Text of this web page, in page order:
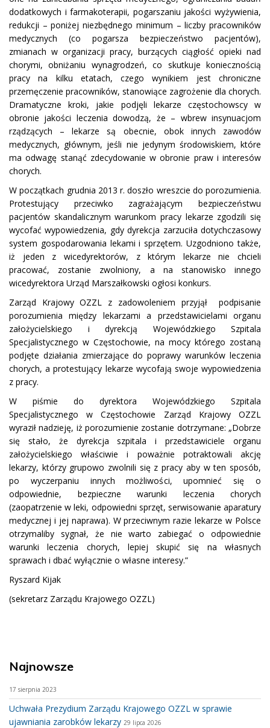
dodatkowych i farmakoterapii, pogarszaniu jakości wyżywienia,
redukcji – poniżej niezbędnego minimum – liczby pracowników
medycznych (co pogarsza bezpieczeństwo pacjentów),
zmianach w organizacji pracy, burzących ciągłość opieki nad
chorymi, obniżaniu wynagrodzeń, co skutkuje koniecznością
pracy na kilku etatach, czego wynikiem jest chroniczne
przemęczenie pracowników, stanowiące zagrożenie dla chorych.
Dramatyczne kroki, jakie podjęli lekarze częstochowscy w
obronie jakości leczenia dowodzą, że – wbrew insynuacjom
rządzących – lekarze są obecnie, obok innych zawodów
medycznych, głównym, jeśli nie jedynym środowiskiem, które
ma odwagę stanąć zdecydowanie w obronie praw i interesów
chorych.
W początkach grudnia 2013 r. doszło wreszcie do porozumienia.
Protestujący przeciwko zagrażającym bezpieczeństwu
pacjentów skandalicznym warunkom pracy lekarze zgodzili się
wycofać wypowiedzenia, gdy dyrekcja zarzuciła dotychczasowy
system gospodarowania lekami i sprzętem. Uzgodniono także,
iż jeden z wicedyrektorów, z którym lekarze nie chcieli
pracować, zostanie zwolniony, a na stanowisko innego
wicedyrektora Urząd Marszałkowski ogłosi konkurs.
Zarząd Krajowy OZZL z zadowoleniem przyjął podpisanie
porozumienia między lekarzami a przedstawicielami organu
założycielskiego i dyrekcją Wojewódzkiego Szpitala
Specjalistycznego w Częstochowie, na mocy którego zostaną
podjęte działania zmierzające do poprawy warunków leczenia
chorych, a protestujący lekarze wycofają swoje wypowiedzenia
z pracy.
W piśmie do dyrektora Wojewódzkiego Szpitala
Specjalistycznego w Częstochowie Zarząd Krajowy OZZL
wyraził nadzieję, iż porozumienie zostanie dotrzymane: „Dobrze
się stało, że dyrekcja szpitala i przedstawiciele organu
założycielskiego właściwie i poważnie potraktowali akcję
lekarzy, którzy grupowo zwolnili się z pracy aby w ten sposób,
po wyczerpaniu innych możliwości, upomnieć się o
odpowiednie, bezpieczne warunki leczenia chorych
(zaopatrzenie w leki, odpowiedni sprzęt, serwisowanie aparatury
medycznej i jej naprawa). W przeciwnym razie lekarze w Polsce
otrzymaliby sygnał, że nie warto zabiegać o odpowiednie
warunki leczenia chorych, lepiej skupić się na własnych
sprawach i dbać wyłącznie o własne interesy.”
Ryszard Kijak
(sekretarz Zarządu Krajowego OZZL)
Najnowsze
17 sierpnia 2023
Uchwała Prezydium Zarządu Krajowego OZZL w sprawie
ujawniania zarobków lekarzy 29 lipca 2026